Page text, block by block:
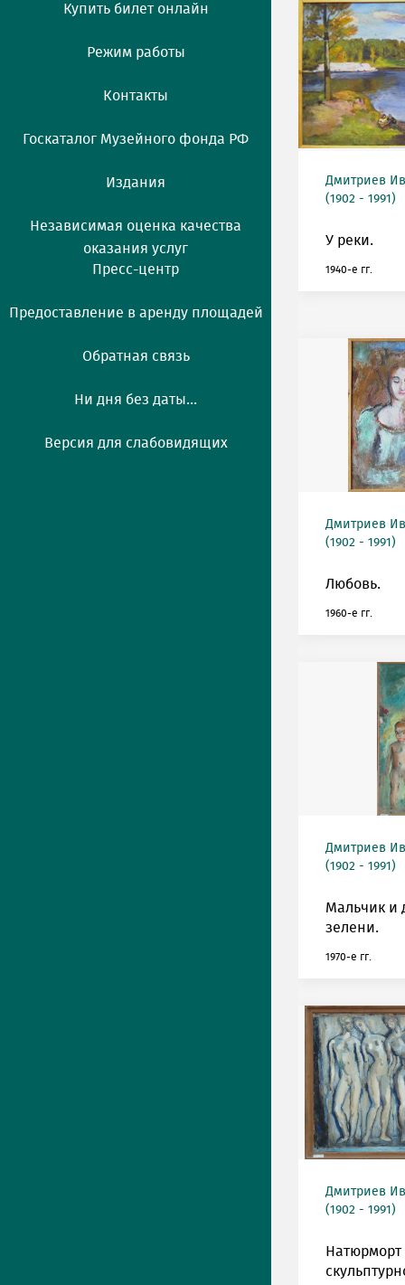
Купить билет онлайн
Режим работы
Контакты
Госкаталог Музейного фонда РФ
Издания
Независимая оценка качества
оказания услуг
Пресс-центр
Предоставление в аренду площадей
Обратная связь
Ни дня без даты...
Версия для слабовидящих
Дмитриев
(1902 - 1991)
У реки.
1940-е гг.
Дмитриев
(1902 - 1991)
Любовь.
1960-е гг.
Дмитриев
(1902 - 1991)
Мальчик и
зелени.
1970-е гг.
Дмитриев
(1902 - 1991)
Натюрморт